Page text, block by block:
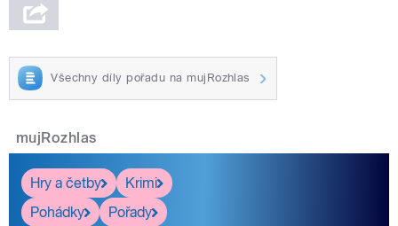
Všechny díly pořadu na mujRozhlas
mujRozhlas
Hry a četby
Krimi
Pohádky
Pořady